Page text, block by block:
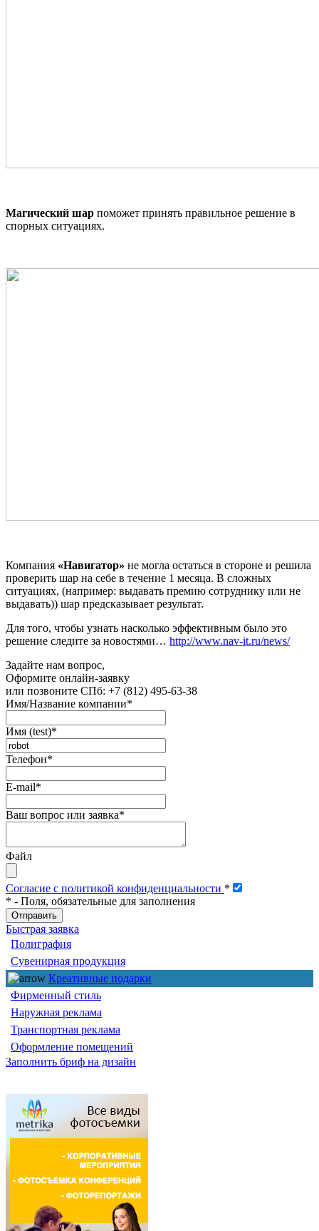
Магический шар поможет принять правильное решение в
спорных ситуациях.
Компания «Навигатор» не могла остаться в стороне и решила
проверить шар на себе в течение 1 месяца. В сложных
ситуациях, (например: выдавать премию сотруднику или не
выдавать)) шар предсказывает результат.
Для того, чтобы узнать насколько эффективным было это
решение следите за новостями… http://www.nav-it.ru/news/
Задайте нам вопрос,
Оформите онлайн-заявку
или позвоните СПб: +7 (812) 495-63-38
Имя/Название компании*
Имя (test)*
Телефон*
E-mail*
Ваш вопрос или заявка*
Файл
Согласие с политикой конфиденциальности *
* - Поля, обязательные для заполнения
Быстрая заявка
Полиграфия
Сувенирная продукция
Креативные подарки
Фирменный стиль
Наружная реклама
Транспортная реклама
Оформление помещений
Заполнить бриф на дизайн